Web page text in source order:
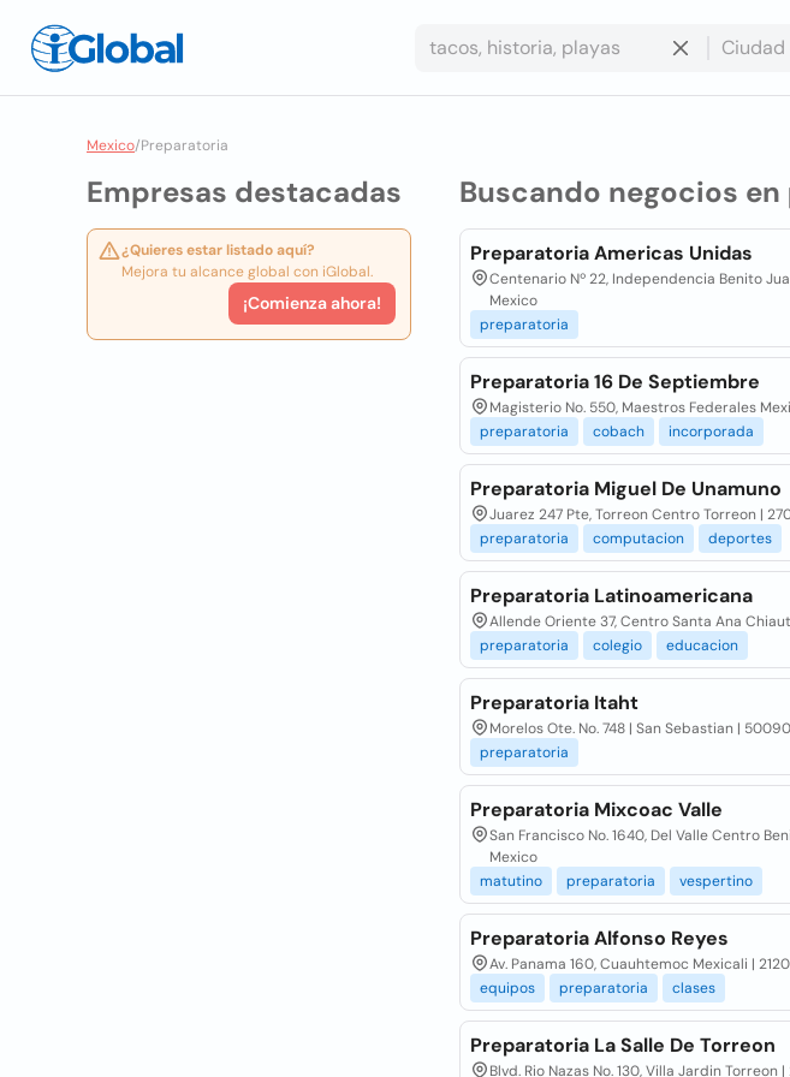
Mexico/Preparatoria
Empresas destacadas
¿Quieres estar listado aquí?
Mejora tu alcance global con iGlobal.
¡Comienza ahora!
Buscando negocios en
Preparatoria Americas Unidas
Centenario Nº 22, Independencia Benito
Mexico
preparatoria
Preparatoria 16 De Septiembre
Magisterio No. 550, Maestros Federales
preparatoria
cobach incorporada
Preparatoria Miguel De Unamuno
Juarez 247 Pte, Torreon Centro Torreon |
preparatoria
computacion deportes
Preparatoria Latinoamericana
Allende Oriente 37, Centro Santa Ana
preparatoria
colegio educacion
Preparatoria Itaht
Morelos Ote. No. 748 | San Sebastian |
preparatoria
Preparatoria Mixcoac Valle
San Francisco No. 1640, Del Valle Centro
Mexico
matutino
preparatoria vespertino
Preparatoria Alfonso Reyes
Av. Panama 160, Cuauhtemoc Mexicali |
equipos
preparatoria clases
Preparatoria La Salle De Torreon
Blvd. Rio Nazas No. 130, Villa Jardin Torreon